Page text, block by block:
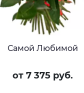
Самой Любимой
от 7 375 руб.